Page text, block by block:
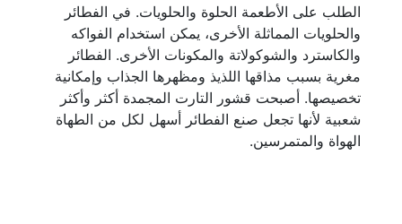
الطلب على الأطعمة الحلوة والحلويات. في الفطائر
والحلويات المماثلة الأخرى، يمكن استخدام الفواكه
والكاسترد والشوكولاتة والمكونات الأخرى. الفطائر
مغرية بسبب مذاقها اللذيذ ومظهرها الجذاب وإمكانية
تخصيصها. أصبحت قشور التارت المجمدة أكثر وأكثر
شعبية لأنها تجعل صنع الفطائر أسهل لكل من الطهاة
الهواة والمتمرسين.